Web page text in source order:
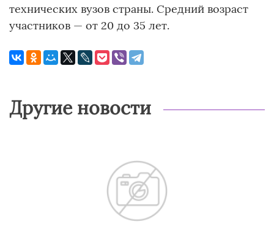
технических вузов страны. Средний возраст
участников — от 20 до 35 лет.
Другие новости